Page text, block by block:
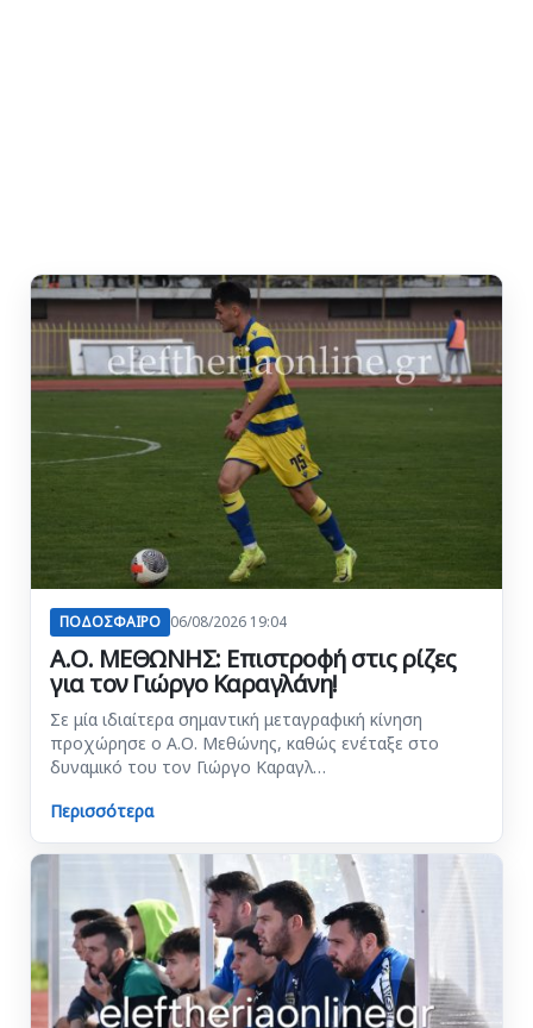
ΠΟΔΟΣΦΑΙΡΟ 06/08/2026 19:04
Α.Ο. ΜΕΘΩΝΗΣ: Επιστροφή στις ρίζες
για τον Γιώργο Καραγλάνη!
Σε μία ιδιαίτερα σημαντική μεταγραφική κίνηση
προχώρησε ο Α.Ο. Μεθώνης, καθώς ενέταξε στο
δυναμικό του τον Γιώργο Καραγλ…
Περισσότερα